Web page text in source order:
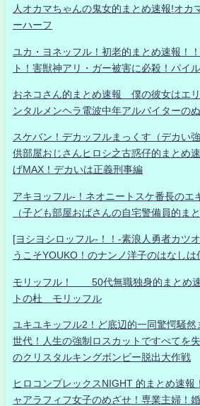
人オカマちゃんの鬼女的まとめ速報!オカ
ーハーフ
ユカ・ヨネッフル！初老的まとめ速報！
ト！害獣神アリ・ガー被害に必殺！パイ
おネコさん的まとめ速報 僕の彼女はエ
ンタルメンヘラ電波中年アルバイターの
スケバン！デカッフルまっくす（デカい
供部屋おじさんヒロシ之古惑仔的まとめ
げMAX！デカいは正義刑事編
アキヨッフル-！ネオニートスケ番長のエ
（子ども部屋おばさんの自宅警備員的まと
[ヨシヨシロッフル-！！-素浪人勇者カツ
うこそYOUKO！のナンノ洋子のはなしは
モリッフル！ 50代無職独身的まとめ速
トの杜 モリッフル
ユキユキッフル2！ど底辺的一同驚愕騒然
世代！人生の強制ロスカットですべてを
のクリスタルキングボンビー脱出大作戦
ヒロコンプレックスNIGHT 的まとめ速報
ャアラフィフ女子のめざせ！専業主婦！